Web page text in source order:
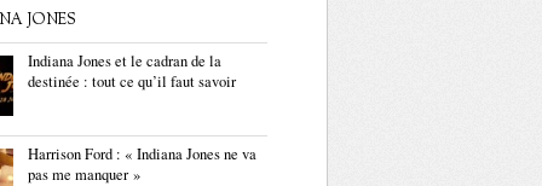
JONES
Indiana Jones et le cadran de la
destinée : tout ce qu’il faut savoir
Harrison Ford : « Indiana Jones ne va
pas me manquer »